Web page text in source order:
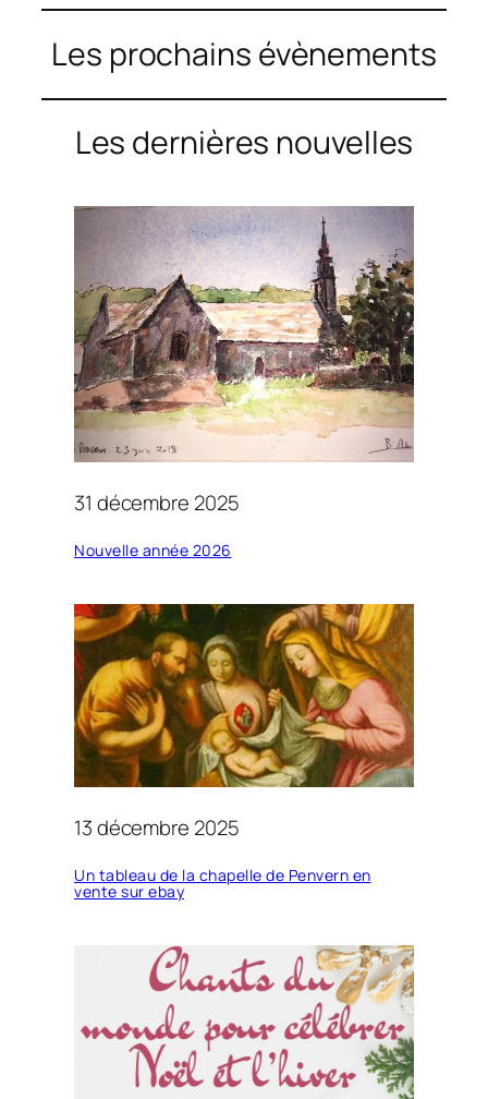
Les prochains évènements
Les dernières nouvelles
31 décembre 2025
Nouvelle année 2026
13 décembre 2025
Un tableau de la chapelle de Penvern en
vente sur ebay